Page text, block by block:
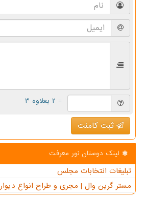
= ۲ بعلاوه ۳
ثبت کامنت
لینک دوستان نور معرفت
تبلیغات انتخابات مجلس
مستر گرین وال | مجری و طراح انواع